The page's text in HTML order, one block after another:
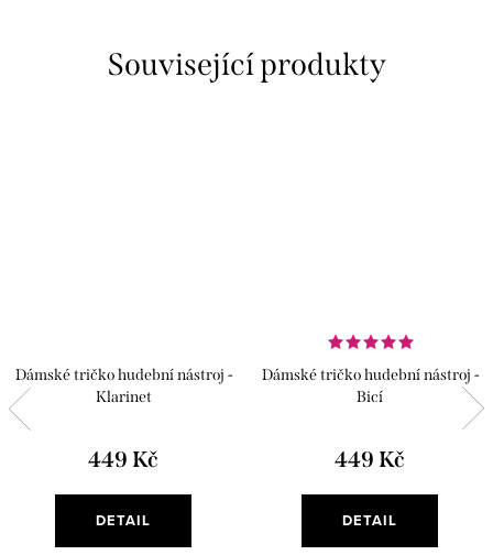
Související produkty
Dámské tričko hudební nástroj -
Klarinet
449 Kč
DETAIL
Dámské tričko hudební nástroj -
Bicí
449 Kč
DETAIL